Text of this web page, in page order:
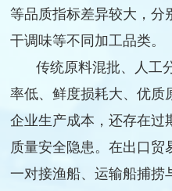
等品质指标差异较大，分
干调味等不同加工品类。
传统原料混批、人工
率低、鲜度损耗大、优质
企业生产成本，还存在过
质量安全隐患。在出口贸
一对接渔船、运输船捕捞